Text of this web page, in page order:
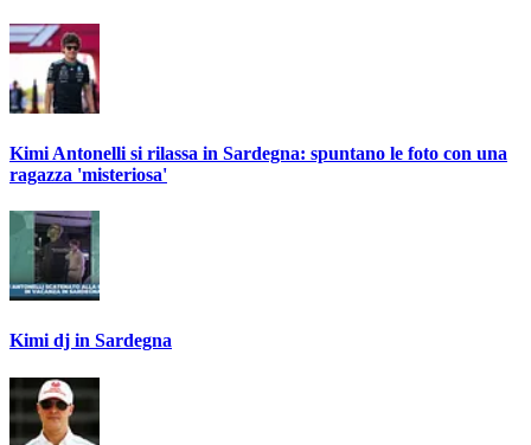
Kimi Antonelli si rilassa in Sardegna: spuntano le foto con una
ragazza 'misteriosa'
Kimi dj in Sardegna